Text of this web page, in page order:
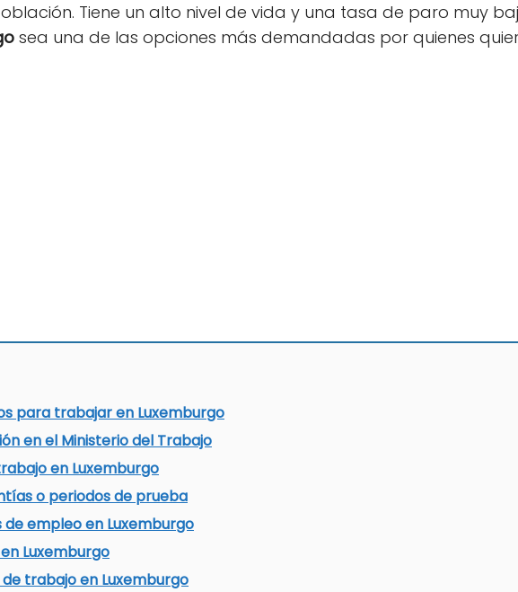
Tiene un alto nivel de vida y una tasa de paro muy
sea una de las opciones más demandadas por quienes
para trabajar en Luxemburgo
en el Ministerio del Trabajo
en Luxemburgo
o periodos de prueba
de empleo en Luxemburgo
Luxemburgo
trabajo en Luxemburgo